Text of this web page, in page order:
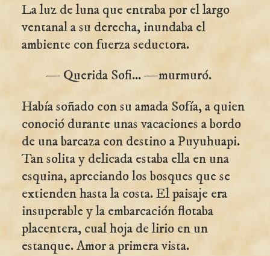
La luz de luna que entraba por el largo
ventanal a su derecha, inundaba el
ambiente con fuerza seductora.
— Querida Sofi... —murmuró.
Había soñado con su amada Sofía, a quien
conoció durante unas vacaciones a bordo
de una barcaza con destino a Puyuhuapi.
Tan solita y delicada estaba ella en una
esquina, apreciando los bosques que se
extienden hasta la costa. El paisaje era
insuperable y la embarcación flotaba
placentera, cual hoja de lirio en un
estanque. Amor a primera vista.